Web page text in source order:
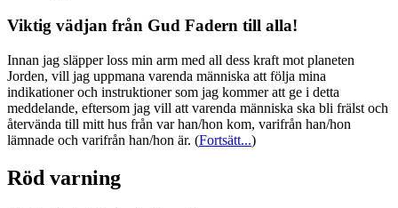
Viktig vädjan från Gud Fadern till alla!
Innan jag släpper loss min arm med all dess kraft mot planeten
Jorden, vill jag uppmana varenda människa att följa mina
indikationer och instruktioner som jag kommer att ge i detta
meddelande, eftersom jag vill att varenda människa ska bli frälst och
återvända till mitt hus från var han/hon kom, varifrån han/hon
lämnade och varifrån han/hon är. (Fortsätt...)
Röd varning